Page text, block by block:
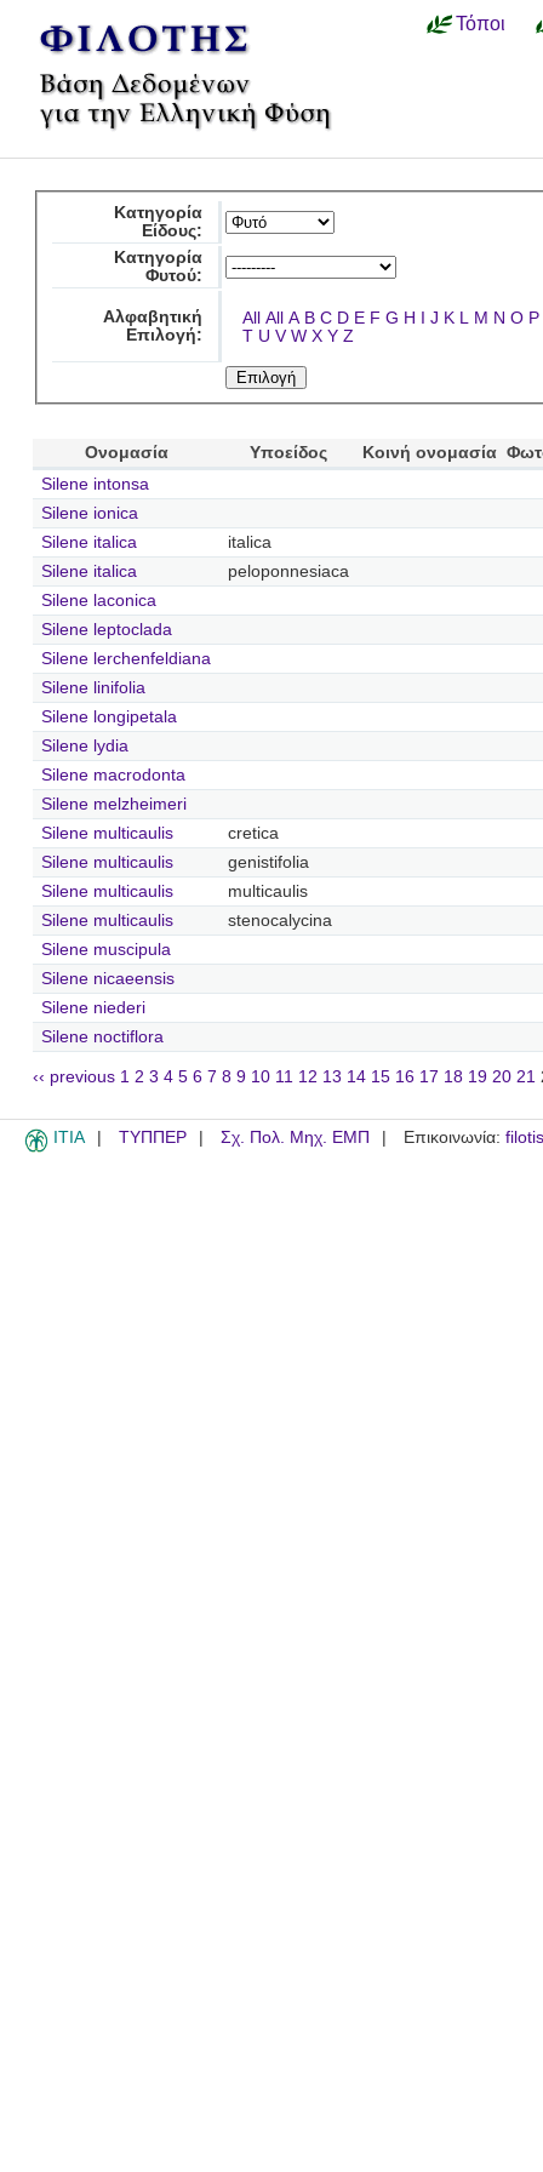
Τόποι
Κατηγορία
Είδους:
Κατηγορία
Φυτού:
Αλφαβητική
Επιλογή:
All All A B C D E F G H I J K L M N O P
T U V W X Y Z
Ονομασία Υποείδος Κοινή ονομασία
Silene intonsa
Silene ionica
Silene italica
italica
Silene italica
peloponnesiaca
Silene laconica
Silene leptoclada
Silene lerchenfeldiana
Silene linifolia
Silene longipetala
Silene lydia
Silene macrodonta
Silene melzheimeri
Silene multicaulis
cretica
Silene multicaulis
genistifolia
Silene multicaulis
multicaulis
Silene multicaulis
stenocalycina
Silene muscipula
Silene nicaeensis
Silene niederi
Silene noctiflora
‹‹ previous 1 2 3 4 5 6 7 8 9 10 11 12 13 14 15 16 17 18 19 20 21
ITIA ΤΥΠΠΕΡ Σχ. Πολ. Μηχ. ΕΜΠ Επικοινωνία: